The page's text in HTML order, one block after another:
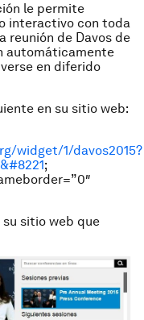
le permite
interactivo con toda
reunión de Davos de
automáticamente
en diferido
en su sitio web:
widget/1/davos2015?
;
sitio web que